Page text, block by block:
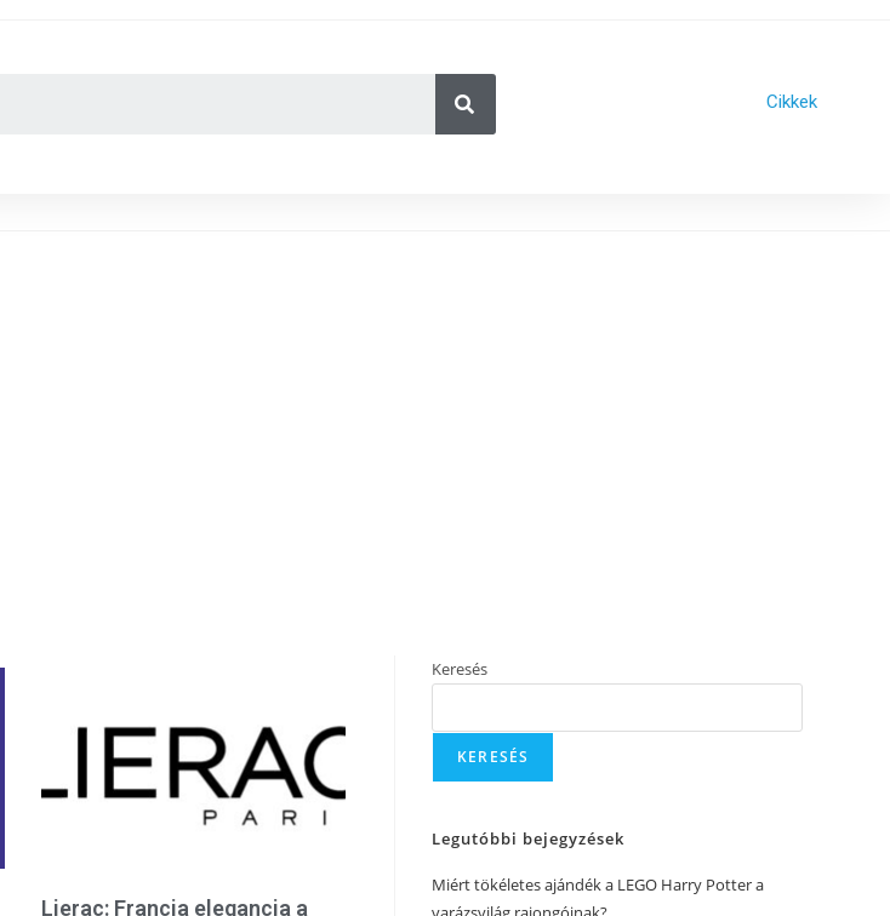
Cikkek
Lierac: Francia elegancia a
Keresés
KERESÉS
Legutóbbi bejegyzések
Miért tökéletes ajándék a LEGO Harry Potter a